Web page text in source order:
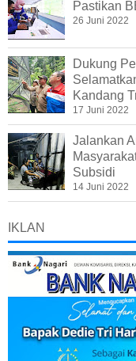
Pastikan
26 Juni 2022
Dukung
Kandang
17 Juni 2022
Jalankan
Subsidi
14 Juni 2022
IKLAN